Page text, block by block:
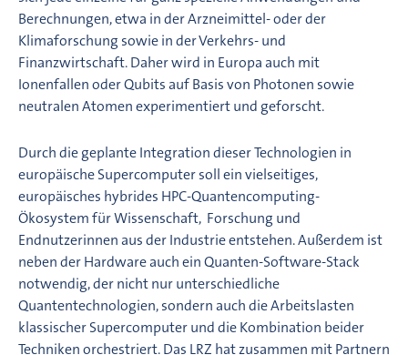
Berechnungen, etwa in der Arzneimittel- oder der
Klimaforschung sowie in der Verkehrs- und
Finanzwirtschaft. Daher wird in Europa auch mit
Ionenfallen oder Qubits auf Basis von Photonen sowie
neutralen Atomen experimentiert und geforscht.
Durch die geplante Integration dieser Technologien in
europäische Supercomputer soll ein vielseitiges,
europäisches hybrides HPC-Quantencomputing-
Ökosystem für Wissenschaft, Forschung und
Endnutzerinnen aus der Industrie entstehen. Außerdem ist
neben der Hardware auch ein Quanten-Software-Stack
notwendig, der nicht nur unterschiedliche
Quantentechnologien, sondern auch die Arbeitslasten
klassischer Supercomputer und die Kombination beider
Techniken orchestriert. Das LRZ hat zusammen mit Partnern